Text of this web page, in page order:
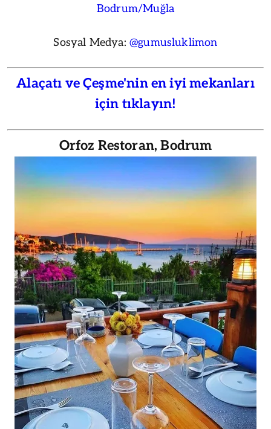
Bodrum/Muğla
Sosyal Medya: @gumusluklimon
Alaçatı ve Çeşme'nin en iyi mekanları
için tıklayın!
Orfoz Restoran, Bodrum